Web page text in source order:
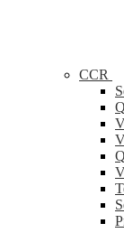
CCR